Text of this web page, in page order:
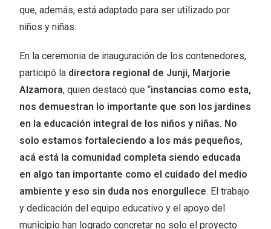
que, además, está adaptado para ser utilizado por
niños y niñas.
En la ceremonia de inauguración de los contenedores,
participó la directora regional de Junji, Marjorie
Alzamora, quien destacó que “instancias como esta,
nos demuestran lo importante que son los jardines
en la educación integral de los niños y niñas. No
solo estamos fortaleciendo a los más pequeños,
acá está la comunidad completa siendo educada
en algo tan importante como el cuidado del medio
ambiente y eso sin duda nos enorgullece. El trabajo
y dedicación del equipo educativo y el apoyo del
municipio han logrado concretar no solo el proyecto